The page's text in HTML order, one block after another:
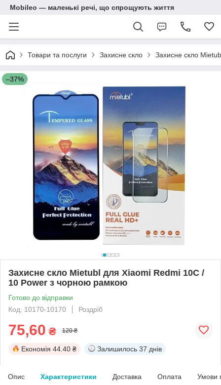
Mobileo — маленькі речі, що спрощують життя
Товари та послуги Захисне скло Захисне скло
–37%
Захисне скло Mietubl для Xiaomi Redmi 10C /
10 Power з чорною рамкою
Готово до відправки
Код: 10170-10170
Роздріб
75,60 ₴ 120 ₴
Економія 44.40 ₴ Залишилось 37 днів
Опис Характеристики Доставка Оплата Умови